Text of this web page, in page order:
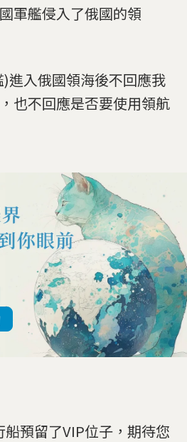
軍艦侵入了俄國的領
)進入俄國領海後不回應我
也不回應是否要使用領航
預留了VIP位子，期待您